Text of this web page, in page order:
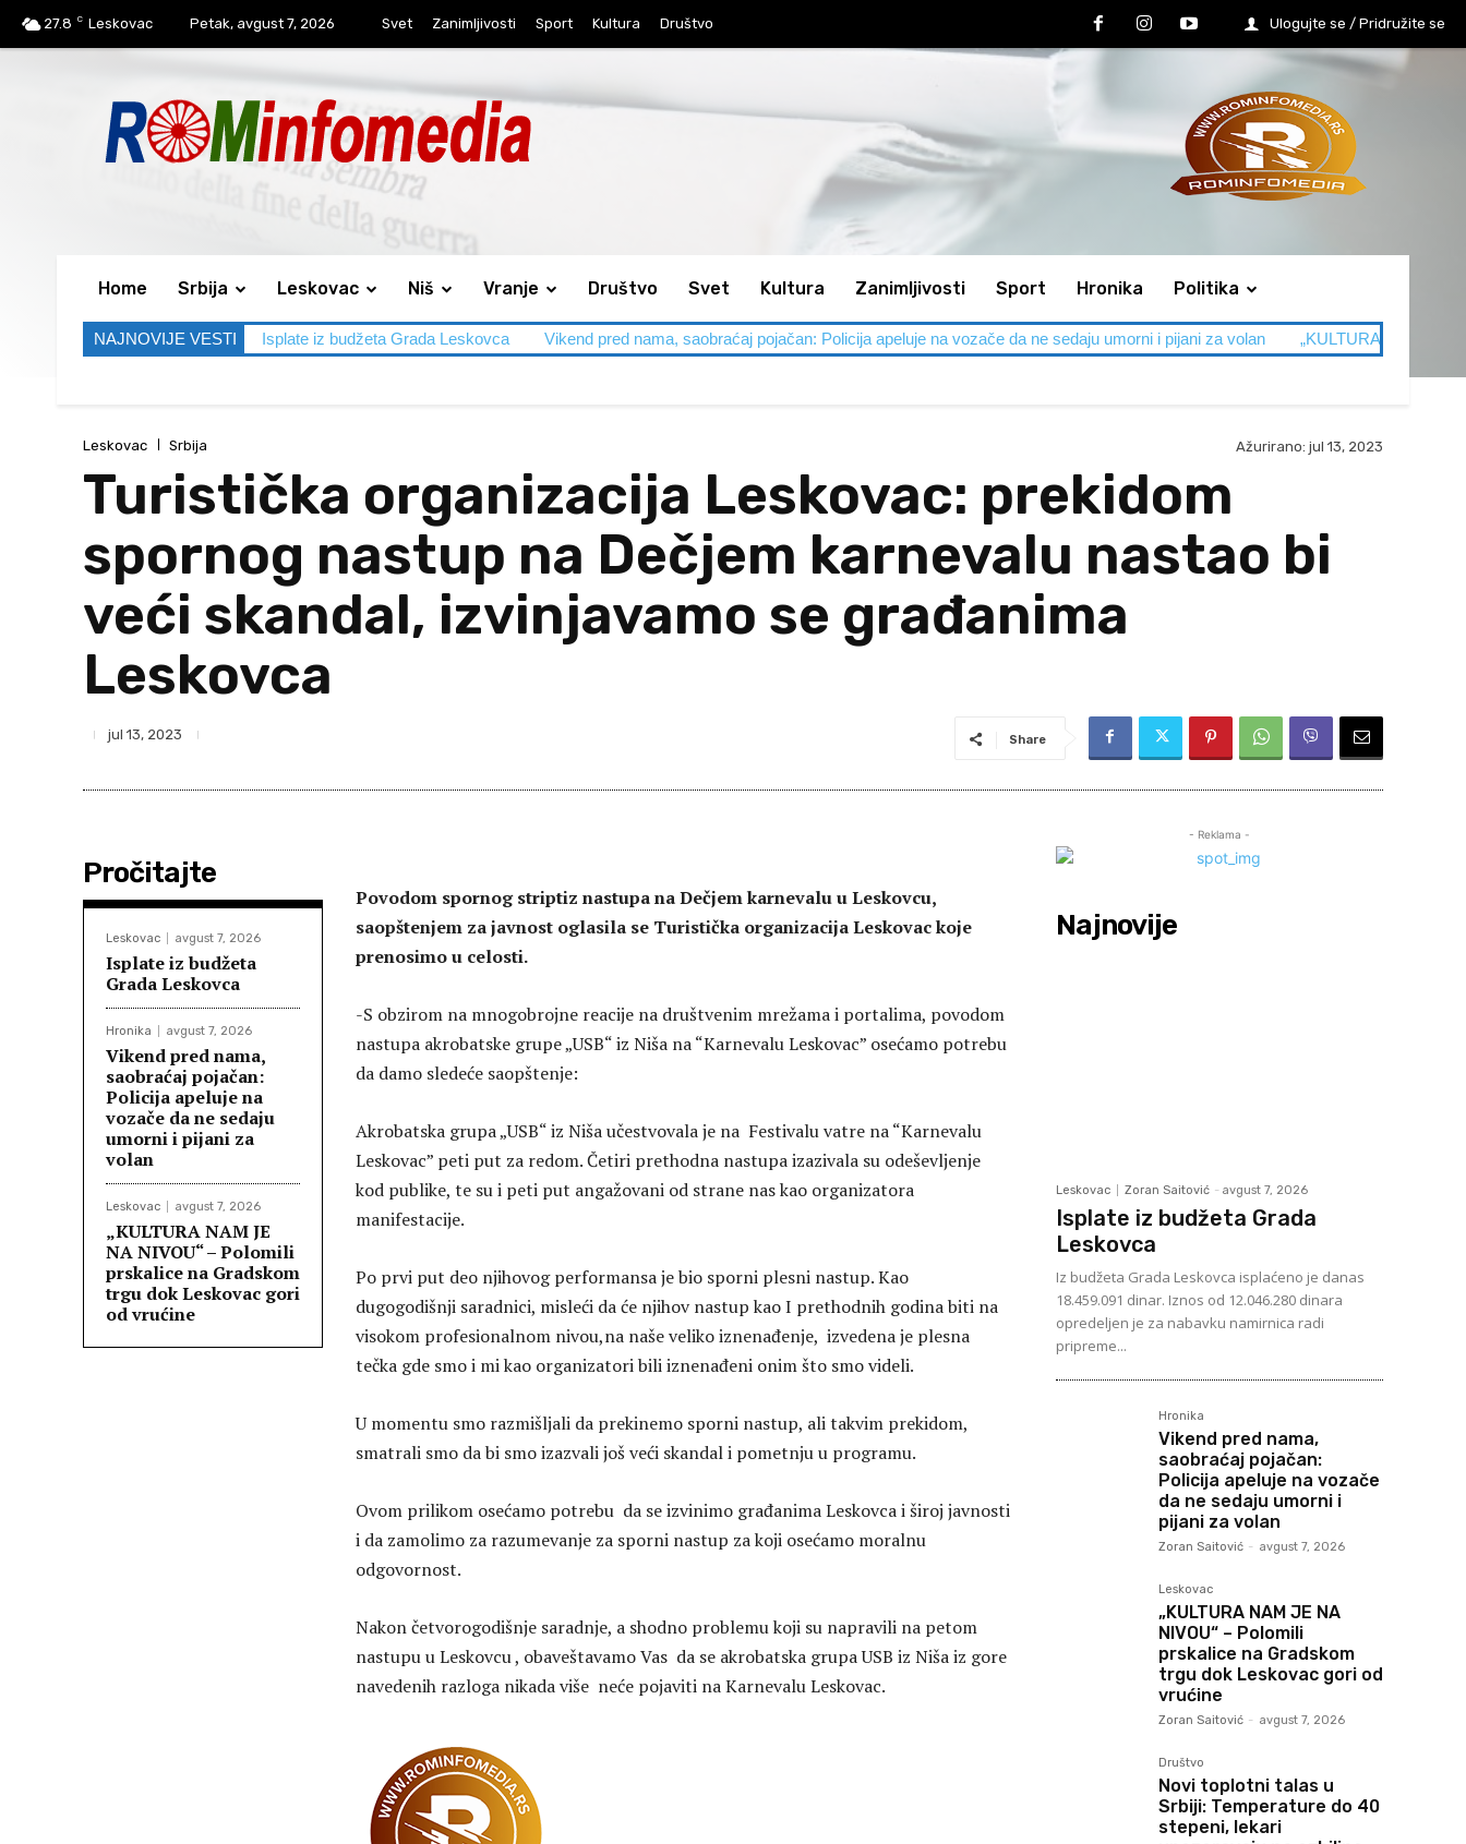
27.8 C Leskovac Petak, avgust 7, 2026 Svet Zanimljivosti Sport Kultura Društvo Ulogujte se / Pridružite se
Home Srbija Leskovac Niš Vranje Društvo Svet Kultura Zanimljivosti Sport Hronika Politika
NAJNOVIJE VESTI Isplate iz budžeta Grada Leskovca Vikend pred nama, saobraćaj pojačan: Policija apeluje na vozače da ne sedaju umorni i pijani za volan „KULTURA NAM JE
Leskovac Srbija Ažurirano: jul 13, 2023
Turistička organizacija Leskovac: prekidom
spornog nastup na Dečjem karnevalu nastao bi
veći skandal, izvinjavamo se građanima
Leskovca
jul 13, 2023 Share
Pročitajte
Leskovac avgust 7, 2026
Isplate iz budžeta
Grada Leskovca
Hronika avgust 7, 2026
Vikend pred nama,
saobraćaj pojačan:
Policija apeluje na
vozače da ne sedaju
umorni i pijani za
volan
Leskovac avgust 7, 2026
„KULTURA NAM JE
NA NIVOU“ – Polomili
prskalice na Gradskom
trgu dok Leskovac gori
od vrućine
Povodom spornog striptiz nastupa na Dečjem karnevalu u Leskovcu,
saopštenjem za javnost oglasila se Turistička organizacija Leskovac koje
prenosimo u celosti.
-S obzirom na mnogobrojne reacije na društvenim mrežama i portalima, povodom
nastupa akrobatske grupe „USB“ iz Niša na “Karnevalu Leskovac” osećamo potrebu
da damo sledeće saopštenje:
Akrobatska grupa „USB“ iz Niša učestvovala je na Festivalu vatre na “Karnevalu
Leskovac” peti put za redom. Četiri prethodna nastupa izazivala su odeševljenje
kod publike, te su i peti put angažovani od strane nas kao organizatora
manifestacije.
Po prvi put deo njihovog performansa je bio sporni plesni nastup. Kao
dugogodišnji saradnici, misleći da će njihov nastup kao I prethodnih godina biti na
visokom profesionalnom nivou,na naše veliko iznenađenje, izvedena je plesna
tečka gde smo i mi kao organizatori bili iznenađeni onim što smo videli.
U momentu smo razmišljali da prekinemo sporni nastup, ali takvim prekidom,
smatrali smo da bi smo izazvali još veći skandal i pometnju u programu.
Ovom prilikom osećamo potrebu da se izvinimo građanima Leskovca i široj javnosti
i da zamolimo za razumevanje za sporni nastup za koji osećamo moralnu
odgovornost.
Nakon četvorogodišnje saradnje, a shodno problemu koji su napravili na petom
nastupu u Leskovcu , obaveštavamo Vas da se akrobatska grupa USB iz Niša iz gore
navedenih razloga nikada više neće pojaviti na Karnevalu Leskovac.
- Reklama -
Najnovije
Leskovac Zoran Saitović - avgust 7, 2026
Isplate iz budžeta Grada
Leskovca
Iz budžeta Grada Leskovca isplaćeno je danas
18.459.091 dinar. Iznos od 12.046.280 dinara
opredeljen je za nabavku namirnica radi
pripreme...
Hronika
Vikend pred nama,
saobraćaj pojačan:
Policija apeluje na vozače
da ne sedaju umorni i
pijani za volan
Zoran Saitović - avgust 7, 2026
Leskovac
„KULTURA NAM JE NA
NIVOU“ – Polomili
prskalice na Gradskom
trgu dok Leskovac gori od
vrućine
Zoran Saitović - avgust 7, 2026
Društvo
Novi toplotni talas u
Srbiji: Temperature do 40
stepeni, lekari